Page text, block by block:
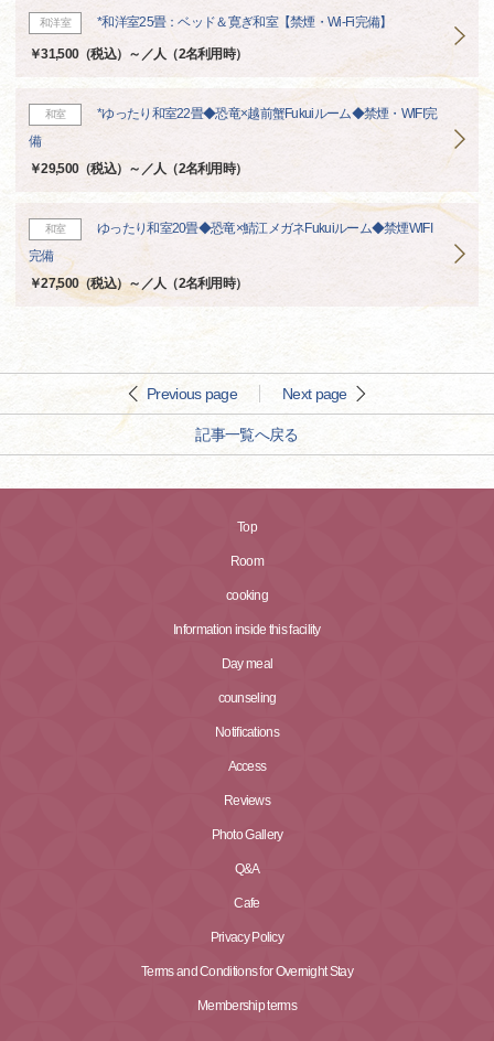
和洋室 *和洋室25畳：ベッド＆寛ぎ和室【禁煙・Wi-Fi完備】
￥31,500（税込）～／人（2名利用時）
和室
*ゆったり和室22畳◆恐竜×越前蟹Fukuiルーム◆禁煙・WIFI完
備
￥29,500（税込）～／人（2名利用時）
和室
ゆったり和室20畳◆恐竜×鯖江メガネFukuiルーム◆禁煙WIFI
完備
￥27,500（税込）～／人（2名利用時）
Previous page Next page
記事一覧へ戻る
Top
Room
cooking
Information inside this facility
Day meal
counseling
Notifications
Access
Reviews
Photo Gallery
Q&A
Cafe
Privacy Policy
Terms and Conditions for Overnight Stay
Membership terms